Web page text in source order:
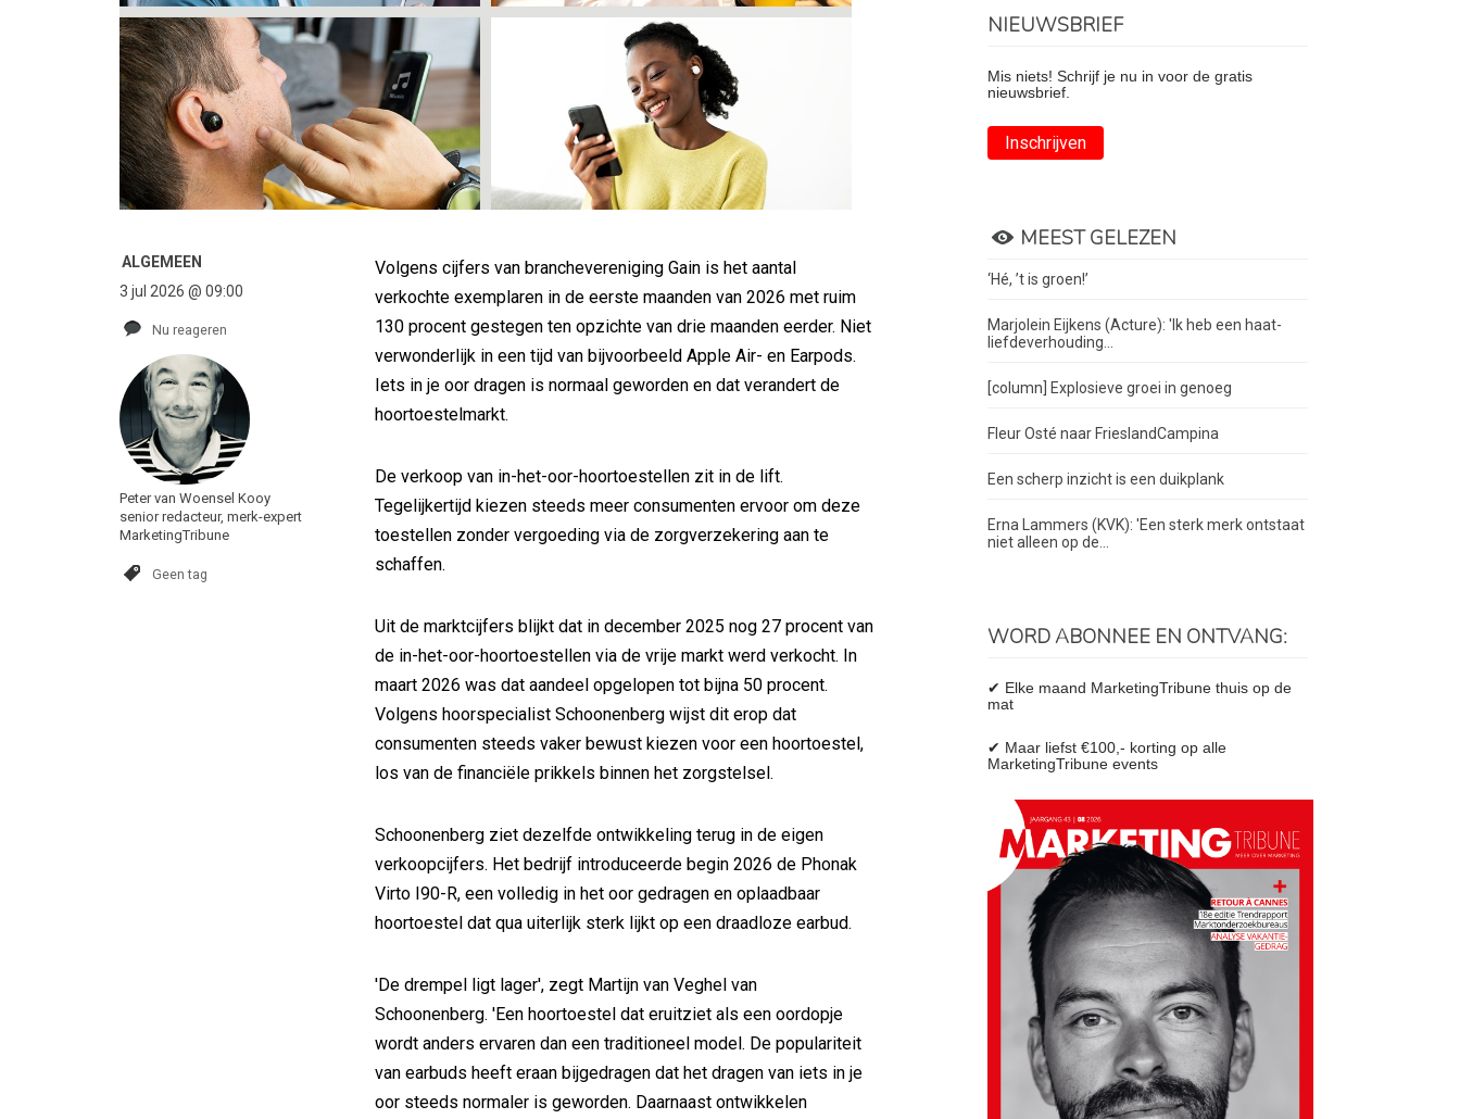
ALGEMEEN
3 jul 2026 @ 09:00
Nu reageren
Peter van Woensel Kooy
senior redacteur, merk-expert
MarketingTribune
Geen tag
Volgens cijfers van branchevereniging Gain is het aantal
verkochte exemplaren in de eerste maanden van 2026 met ruim
130 procent gestegen ten opzichte van drie maanden eerder. Niet
verwonderlijk in een tijd van bijvoorbeeld Apple Air- en Earpods.
Iets in je oor dragen is normaal geworden en dat verandert de
hoortoestelmarkt.
De verkoop van in-het-oor-hoortoestellen zit in de lift.
Tegelijkertijd kiezen steeds meer consumenten ervoor om deze
toestellen zonder vergoeding via de zorgverzekering aan te
schaffen.
Uit de marktcijfers blijkt dat in december 2025 nog 27 procent van
de in-het-oor-hoortoestellen via de vrije markt werd verkocht. In
maart 2026 was dat aandeel opgelopen tot bijna 50 procent.
Volgens hoorspecialist Schoonenberg wijst dit erop dat
consumenten steeds vaker bewust kiezen voor een hoortoestel,
los van de financiële prikkels binnen het zorgstelsel.
Schoonenberg ziet dezelfde ontwikkeling terug in de eigen
verkoopcijfers. Het bedrijf introduceerde begin 2026 de Phonak
Virto I90-R, een volledig in het oor gedragen en oplaadbaar
hoortoestel dat qua uiterlijk sterk lijkt op een draadloze earbud.
'De drempel ligt lager', zegt Martijn van Veghel van
Schoonenberg. 'Een hoortoestel dat eruitziet als een oordopje
wordt anders ervaren dan een traditioneel model. De populariteit
van earbuds heeft eraan bijgedragen dat het dragen van iets in je
oor steeds normaler is geworden. Daarnaast ontwikkelen
NIEUWSBRIEF
Mis niets! Schrijf je nu in voor de gratis
nieuwsbrief.
Inschrijven
MEEST GELEZEN
‘Hé, ’t is groen!’
Marjolein Eijkens (Acture): 'Ik heb een haat-
liefdeverhouding...
[column] Explosieve groei in genoeg
Fleur Osté naar FrieslandCampina
Een scherp inzicht is een duikplank
Erna Lammers (KVK): 'Een sterk merk ontstaat
niet alleen op de...
WORD ABONNEE EN ONTVANG:
✔ Elke maand MarketingTribune thuis op de
mat
✔ Maar liefst €100,- korting op alle
MarketingTribune events